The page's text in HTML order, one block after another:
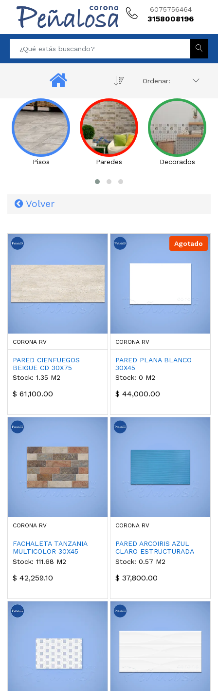
6075756464
3158008196
Ordenar:
Pisos Paredes Decorados
Volver
CORONA RV
PARED CIENFUEGOS
BEIGUE CD 30X75
Stock: 1.35 M2
$ 61,100.00
Agotado
CORONA RV
PARED PLANA BLANCO
30X45
Stock: 0 M2
$ 44,000.00
CORONA RV
FACHALETA TANZANIA
MULTICOLOR 30X45
Stock: 111.68 M2
$ 42,259.10
CORONA RV
PARED ARCOIRIS AZUL
CLARO ESTRUCTURADA
25X43.2
Stock: 0.57 M2
$ 37,800.00